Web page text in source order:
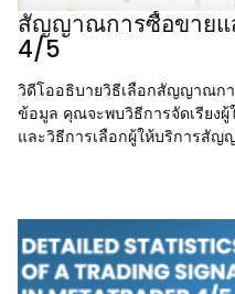
สัญญาณการซื้อขายแ
4/5
วิดีโออธิบายวิธีเลือกสัญญาณก
ข้อมูล คุณจะพบวิธีการจัดเรียง
และวิธีการเลือกผู้ให้บริการสั